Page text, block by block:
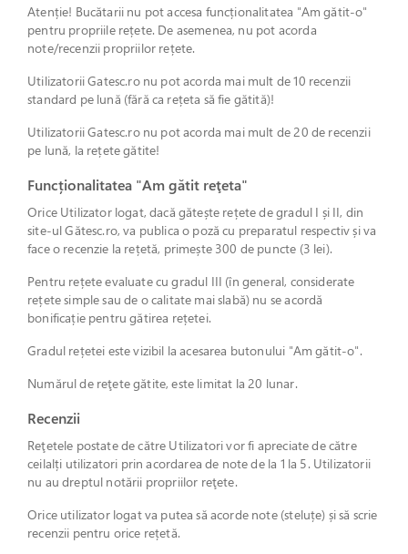
Atenție! Bucătarii nu pot accesa funcționalitatea "Am gătit-o"
pentru propriile rețete. De asemenea, nu pot acorda
note/recenzii propriilor rețete.
Utilizatorii Gatesc.ro nu pot acorda mai mult de 10 recenzii
standard pe lună (fără ca rețeta să fie gătită)!
Utilizatorii Gatesc.ro nu pot acorda mai mult de 20 de recenzii
pe lună, la rețete gătite!
Funcționalitatea "Am gătit reţeta"
Orice Utilizator logat, dacă gătește rețete de gradul I și II, din
site-ul Gătesc.ro, va publica o poză cu preparatul respectiv și va
face o recenzie la rețetă, primește 300 de puncte (3 lei).
Pentru rețete evaluate cu gradul III (în general, considerate
rețete simple sau de o calitate mai slabă) nu se acordă
bonificație pentru gătirea rețetei.
Gradul rețetei este vizibil la acesarea butonului "Am gătit-o".
Numărul de reţete gătite, este limitat la 20 lunar.
Recenzii
Reţetele postate de către Utilizatori vor fi apreciate de către
ceilalți utilizatori prin acordarea de note de la 1 la 5. Utilizatorii
nu au dreptul notării propriilor reţete.
Orice utilizator logat va putea să acorde note (steluțe) și să scrie
recenzii pentru orice rețetă.